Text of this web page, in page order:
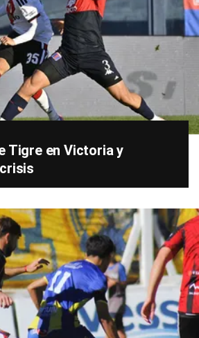
Tigre en Victoria y